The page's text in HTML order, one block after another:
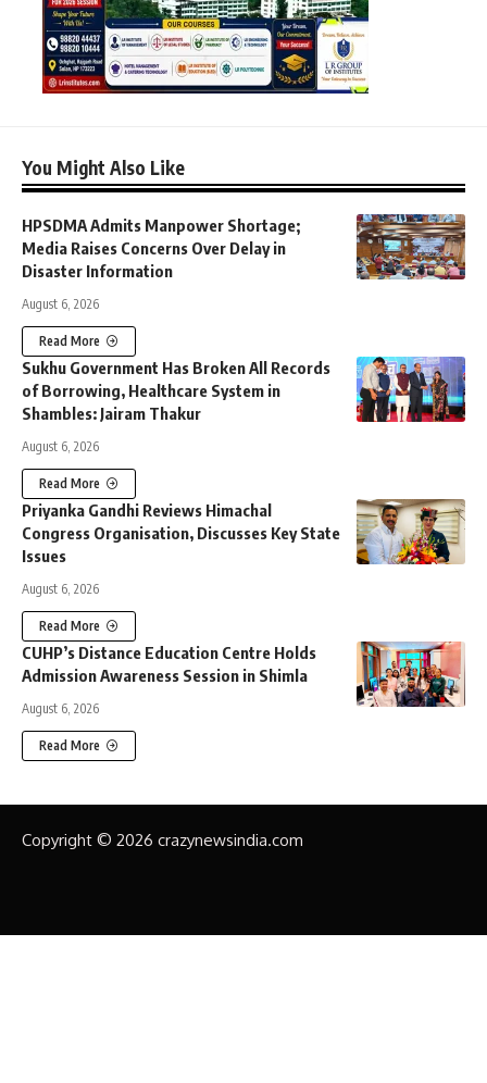
You Might Also Like
HPSDMA Admits Manpower Shortage;
Media Raises Concerns Over Delay in
Disaster Information
August 6, 2026
Read More
Sukhu Government Has Broken All Records
of Borrowing, Healthcare System in
Shambles: Jairam Thakur
August 6, 2026
Read More
Priyanka Gandhi Reviews Himachal
Congress Organisation, Discusses Key State
Issues
August 6, 2026
Read More
CUHP’s Distance Education Centre Holds
Admission Awareness Session in Shimla
August 6, 2026
Read More
Copyright © 2026 crazynewsindia.com